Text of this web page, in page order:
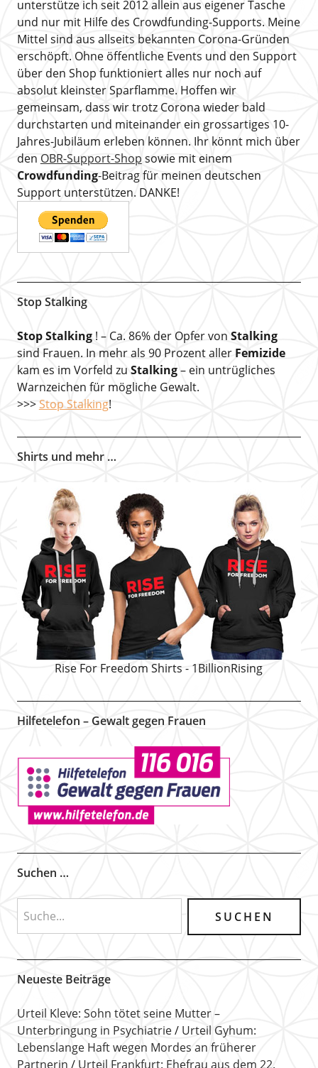
unterstütze ich seit 2012 allein aus eigener Tasche
und nur mit Hilfe des Crowdfunding-Supports. Meine
Mittel sind aus allseits bekannten Corona-Gründen
erschöpft. Ohne öffentliche Events und den Support
über den Shop funktioniert alles nur noch auf
absolut kleinster Sparflamme. Hoffen wir
gemeinsam, dass wir trotz Corona wieder bald
durchstarten und miteinander ein grossartiges 10-
Jahres-Jubiläum erleben können. Ihr könnt mich über
den OBR-Support-Shop sowie mit einem
Crowdfunding-Beitrag für meinen deutschen
Support unterstützen. DANKE!
Stop Stalking
Stop Stalking! – Ca. 86% der Opfer von Stalking
sind Frauen. In mehr als 90 Prozent aller Femizide
kam es im Vorfeld zu Stalking– ein untrügliches
Warnzeichen für mögliche Gewalt.
>>> Stop Stalking!
Shirts und mehr …
Rise For Freedom Shirts - 1BillionRising
Hilfetelefon – Gewalt gegen Frauen
Suchen …
Neueste Beiträge
Urteil Kleve: Sohn tötet seine Mutter –
Unterbringung in Psychiatrie
Urteil Gyhum:
Lebenslange Haft wegen Mordes an früherer
Partnerin
Urteil Frankfurt: Ehefrau aus dem 22.